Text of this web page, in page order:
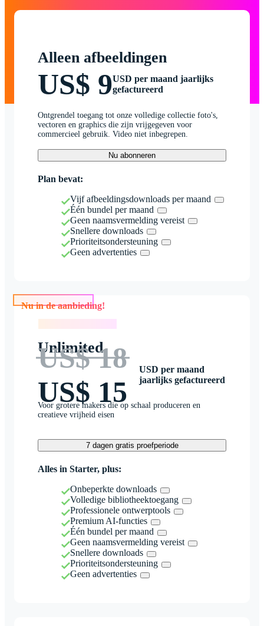
Alleen afbeeldingen
US$ 9USD per maand jaarlijks
gefactureerd
Ontgrendel toegang tot onze volledige collectie foto's,
vectoren en graphics die zijn vrijgegeven voor
commercieel gebruik. Video niet inbegrepen.
Nu abonneren
Plan bevat:
Vijf afbeeldingsdownloads per maand
Één bundel per maand
Geen naamsvermelding vereist
Snellere downloads
Prioriteitsondersteuning
Geen advertenties
Nu in de aanbieding!
Unlimited
US$ 18
US$ 15
USD per maand
jaarlijks gefactureerd
Voor grotere makers die op schaal produceren en
creatieve vrijheid eisen
7 dagen gratis proefperiode
Alles in Starter, plus:
Onbeperkte downloads
Volledige bibliotheektoegang
Professionele ontwerptools
Premium AI-functies
Één bundel per maand
Geen naamsvermelding vereist
Snellere downloads
Prioriteitsondersteuning
Geen advertenties